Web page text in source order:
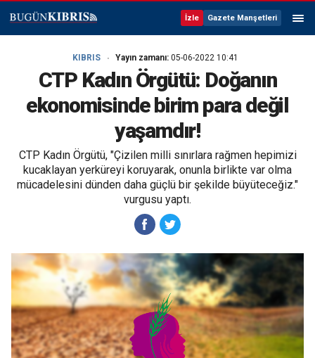
İzle Gazete Manşetleri
KIBRIS Yayın zamanı: 05-06-2022 10:41
CTP Kadın Örgütü: Doğanın
ekonomisinde birim para değil
yaşamdır!
CTP Kadın Örgütü, "Çizilen milli sınırlara rağmen hepimizi
kucaklayan yerküreyi koruyarak, onunla birlikte var olma
mücadelesini dünden daha güçlü bir şekilde büyüteceğiz."
vurgusu yaptı.